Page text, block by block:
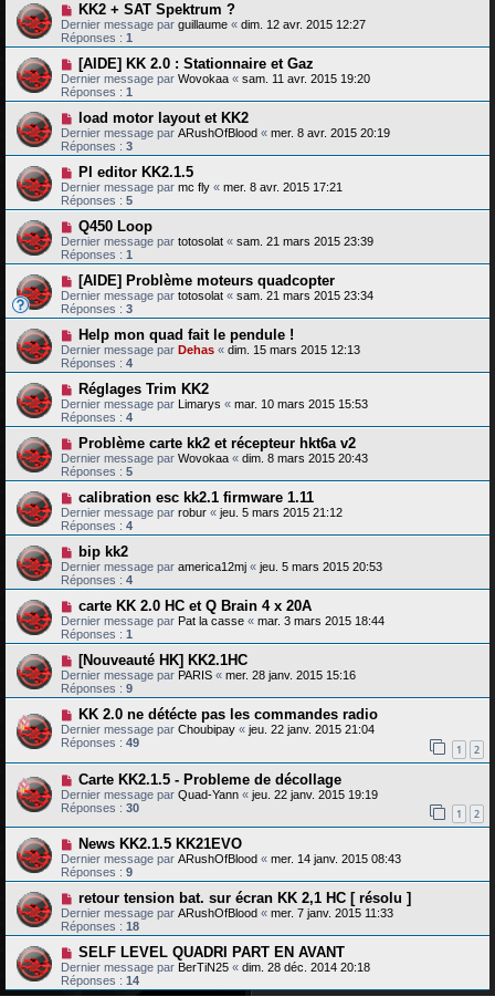
KK2 + SAT Spektrum ?
Dernier message par guillaume « dim. 12 avr. 2015 12:27
Réponses : 1
[AIDE] KK 2.0 : Stationnaire et Gaz
Dernier message par Wovokaa « sam. 11 avr. 2015 19:20
Réponses : 1
load motor layout et KK2
Dernier message par ARushOfBlood « mer. 8 avr. 2015 20:19
Réponses : 3
PI editor KK2.1.5
Dernier message par mc fly « mer. 8 avr. 2015 17:21
Réponses : 5
Q450 Loop
Dernier message par totosolat « sam. 21 mars 2015 23:39
Réponses : 1
[AIDE] Problème moteurs quadcopter
Dernier message par totosolat « sam. 21 mars 2015 23:34
Réponses : 3
Help mon quad fait le pendule !
Dernier message par Dehas « dim. 15 mars 2015 12:13
Réponses : 4
Réglages Trim KK2
Dernier message par Limarys « mar. 10 mars 2015 15:53
Réponses : 4
Problème carte kk2 et récepteur hkt6a v2
Dernier message par Wovokaa « dim. 8 mars 2015 20:43
Réponses : 5
calibration esc kk2.1 firmware 1.11
Dernier message par robur « jeu. 5 mars 2015 21:12
Réponses : 4
bip kk2
Dernier message par america12mj « jeu. 5 mars 2015 20:53
Réponses : 4
carte KK 2.0 HC et Q Brain 4 x 20A
Dernier message par Pat la casse « mar. 3 mars 2015 18:44
Réponses : 1
[Nouveauté HK] KK2.1HC
Dernier message par PARIS « mer. 28 janv. 2015 15:16
Réponses : 9
KK 2.0 ne détécte pas les commandes radio
Dernier message par Choubipay « jeu. 22 janv. 2015 21:04
Réponses : 49 1 2
Carte KK2.1.5 - Probleme de décollage
Dernier message par Quad-Yann « jeu. 22 janv. 2015 19:19
Réponses : 30 1 2
News KK2.1.5 KK21EVO
Dernier message par ARushOfBlood « mer. 14 janv. 2015 08:43
Réponses : 9
retour tension bat. sur écran KK 2,1 HC [ résolu ]
Dernier message par ARushOfBlood « mer. 7 janv. 2015 11:33
Réponses : 18
SELF LEVEL QUADRI PART EN AVANT
Dernier message par BerTiN25 « dim. 28 déc. 2014 20:18
Réponses : 14